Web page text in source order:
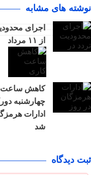
نوشته های مشابه
اجرای
از ۱۱ مرداد
کاهش ساعت
چهارشنبه
ادارات
شد
ثبت دیدگاه